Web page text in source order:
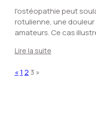
un coureur
ostéopathie
l'ostéopathie peut
rotulienne, une
amateurs. Ce cas
des mobilisations
Lire la suite
«1 2 3 »